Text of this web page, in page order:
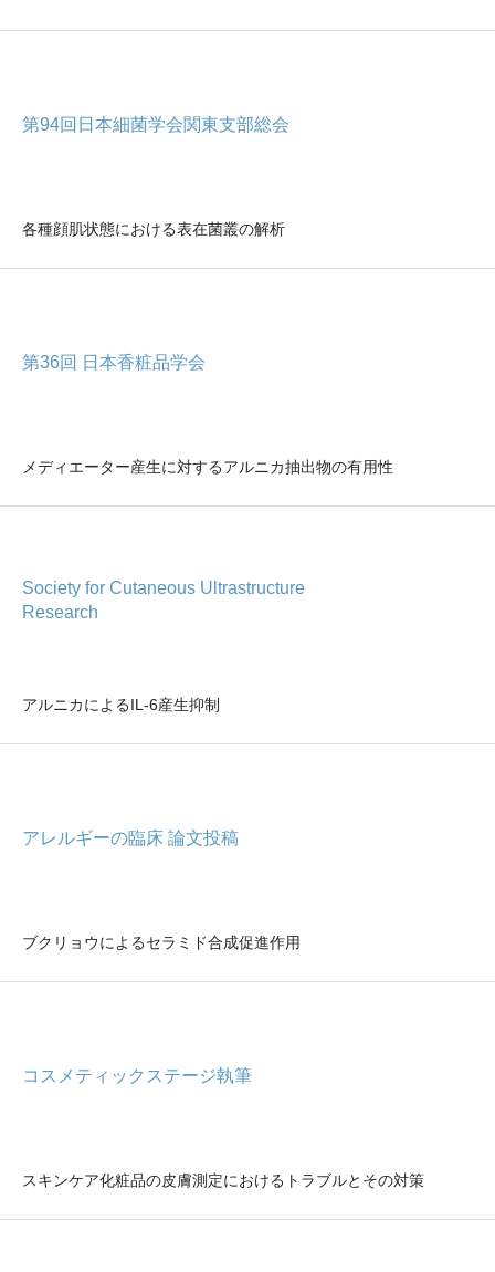
第94回日本細菌学会関東支部総会
各種顔肌状態における表在菌叢の解析
第36回 日本香粧品学会
メディエーター産生に対するアルニカ抽出物の有用性
Society for Cutaneous Ultrastructure
Research
アルニカによるIL-6産生抑制
アレルギーの臨床 論文投稿
ブクリョウによるセラミド合成促進作用
コスメティックステージ執筆
スキンケア化粧品の皮膚測定におけるトラブルとその対策